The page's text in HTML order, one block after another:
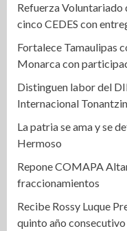
Refuerza Voluntariado
cinco CEDES con
Fortalece Tamaulipas
Monarca con
Distinguen labor del
Internacional
La patria se ama y se
Hermoso
Repone COMAPA
fraccionamientos
Recibe Rossy Luque
quinto año consecutivo